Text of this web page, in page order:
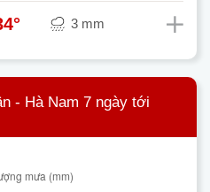
3 mm
- Hà Nam 7 ngày tới